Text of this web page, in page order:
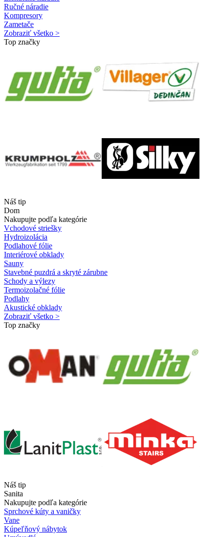
Ručné náradie
Kompresory
Zametače
Zobraziť všetko >
Top značky
Náš tip
Dom
Nakupujte podľa kategórie
Vchodové striešky
Hydroizolácia
Podlahové fólie
Interiérové obklady
Sauny
Stavebné puzdrá a skryté zárubne
Schody a výlezy
Termoizolačné fólie
Podlahy
Akustické obklady
Zobraziť všetko >
Top značky
Náš tip
Sanita
Nakupujte podľa kategórie
Sprchové kúty a vaničky
Vane
Kúpeľňový nábytok